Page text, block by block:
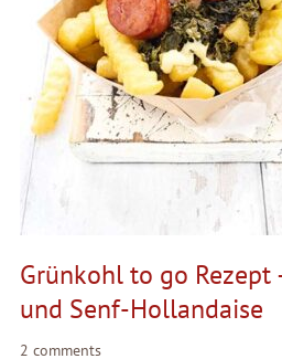
Grünkohl to go Rezept
und Senf-Hollandaise
2 comments